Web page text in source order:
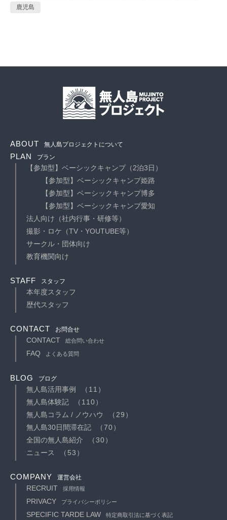
鹿児島
ABOUT 無人島プロジェクトについて
PLAN プラン
【参加型】ベーシックキャンプ（2泊3日）
【参加型】ベーシックキャンプ姫路
【参加型】ベーシックキャンプ博多
【参加型】ベーシックキャンプ愛知
法人向け（社内行事・研修等）
撮影・ロケ（TV・YOUTUBE等）
サークル・団体向け
教育機関向け
STAFF スタッフ
本年度スタッフ
歴代スタッフ
CONTACT お問合せ
CONTACT 総合問い合わせ
FAQ よくある質問
BLOG ブログ
無人島活用事例
（11）
無人島体験記
（110）
無人島コラム / ノウハウ
（29）
無人島30日間滞在記
（70）
全国の無人島紹介
（30）
ニュース
（53）
COMPANY 運営会社
RECRUIT 採用情報
PRIVACY プライバシーポリシー
SPECIFIC TARDE LAW 特定商取引法に基づく表記